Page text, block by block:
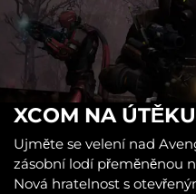
XCOM NA ÚTĚKU
Ujměte se velení nad
zásobní lodí přeměněnou
Nová hratelnost s